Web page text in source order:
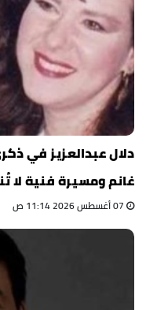
دلال عبدالعزيز في
غانم ومسيرة فنية لا